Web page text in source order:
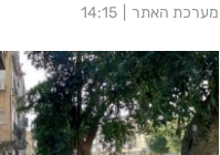
מערכת האתר 14:15